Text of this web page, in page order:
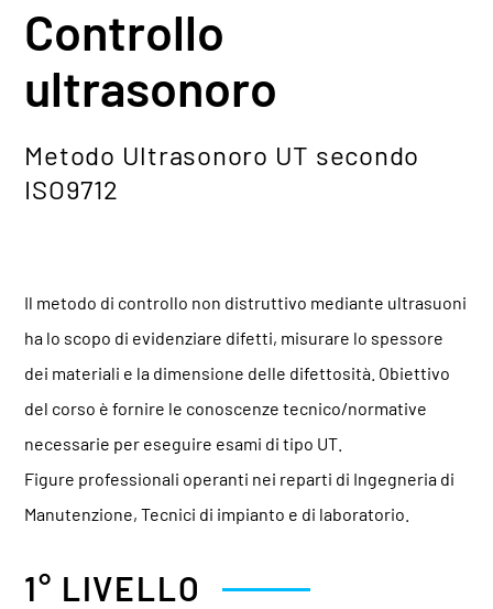
Controllo
ultrasonoro
Metodo Ultrasonoro UT secondo
ISO9712
Il metodo di controllo non distruttivo mediante ultrasuoni
ha lo scopo di evidenziare difetti, misurare lo spessore
dei materiali e la dimensione delle difettosità. Obiettivo
del corso è fornire le conoscenze tecnico/normative
necessarie per eseguire esami di tipo UT.
Figure professionali operanti nei reparti di Ingegneria di
Manutenzione, Tecnici di impianto e di laboratorio.
1° LIVELLO